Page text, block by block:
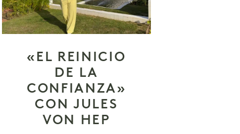
«EL REINICIO
DE LA
CONFIANZA»
CON JULES
VON HEP